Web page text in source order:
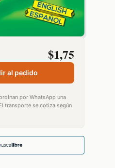
$1,75
al pedido
por WhatsApp una
transporte se cotiza según